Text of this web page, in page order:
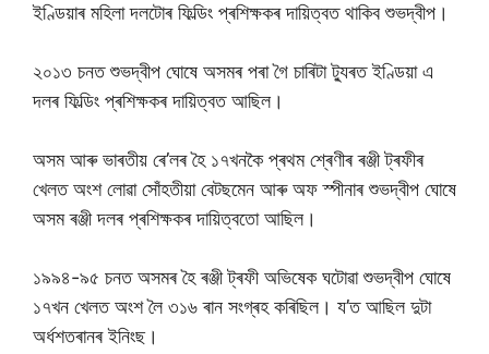
ইণ্ডিয়াৰ মহিলা দলটোৰ ফিল্ডিং প্ৰশিক্ষকৰ দায়িত্বত থাকিব শুভদ্বীপ।
২০১৩ চনত শুভদ্বীপ ঘোষে অসমৰ পৰা গৈ চাৰিটা ট্যুৰত ইণ্ডিয়া এ
দলৰ ফিল্ডিং প্ৰশিক্ষকৰ দায়িত্বত আছিল।
অসম আৰু ভাৰতীয় ৰে’লৰ হৈ ১৭খনকৈ প্ৰথম শ্ৰেণীৰ ৰঞ্জী ট্ৰফীৰ
খেলত অংশ লোৱা সোঁহতীয়া বেটছমেন আৰু অফ স্পীনাৰ শুভদ্বীপ ঘোষে
অসম ৰঞ্জী দলৰ প্ৰশিক্ষকৰ দায়িত্বতো আছিল।
১৯৯৪-৯৫ চনত অসমৰ হৈ ৰঞ্জী ট্ৰফী অভিষেক ঘটোৱা শুভদ্বীপ ঘোষে
১৭খন খেলত অংশ লৈ ৩১৬ ৰান সংগ্ৰহ কৰিছিল। য’ত আছিল দুটা
অৰ্ধশতৰানৰ ইনিংছ।